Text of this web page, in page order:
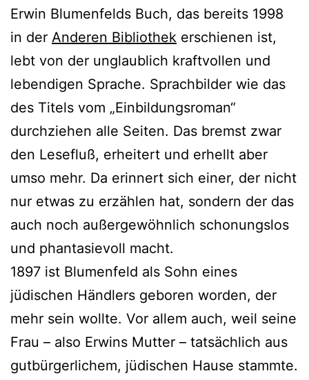
Erwin Blumenfelds Buch, das bereits 1998
in der Anderen Bibliothek erschienen ist,
lebt von der unglaublich kraftvollen und
lebendigen Sprache. Sprachbilder wie das
des Titels vom „Einbildungsroman“
durchziehen alle Seiten. Das bremst zwar
den Lesefluß, erheitert und erhellt aber
umso mehr. Da erinnert sich einer, der nicht
nur etwas zu erzählen hat, sondern der das
auch noch außergewöhnlich schonungslos
und phantasievoll macht.
1897 ist Blumenfeld als Sohn eines
jüdischen Händlers geboren worden, der
mehr sein wollte. Vor allem auch, weil seine
Frau – also Erwins Mutter – tatsächlich aus
gutbürgerlichem, jüdischen Hause stammte.